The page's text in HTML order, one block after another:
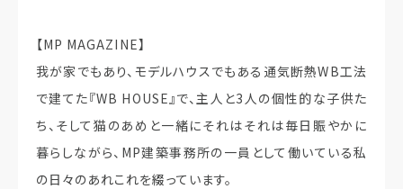
【MP MAGAZINE】
我が家でもあり、モデルハウスでもある通気断熱WB工法
で建てた『WB HOUSE』で、主人と3人の個性的な子供た
ち、そして猫のあめと一緒にそれはそれは毎日賑やかに
暮らしながら、MP建築事務所の一員として働いている私
の日々のあれこれを綴っています。